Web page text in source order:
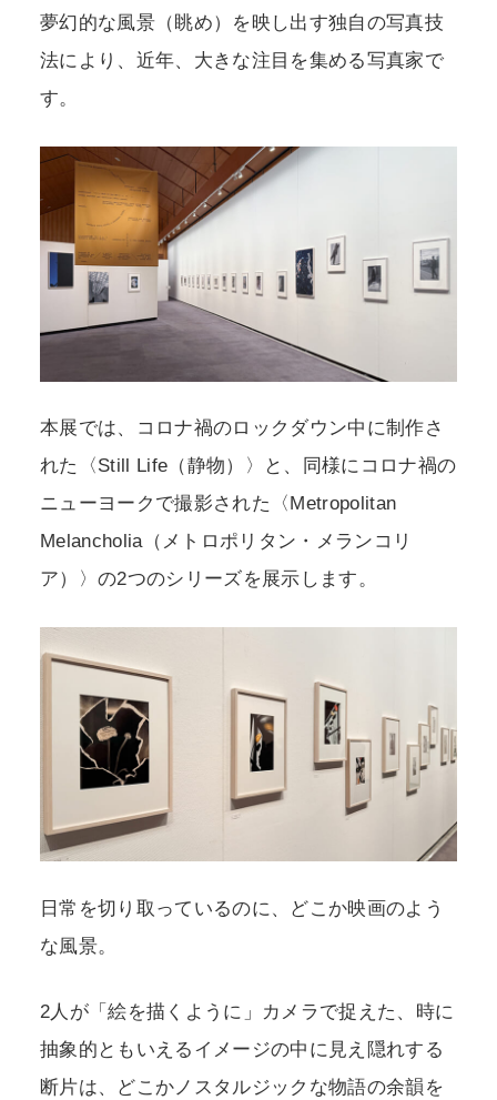
夢幻的な風景（眺め）を映し出す独自の写真技
法により、近年、大きな注目を集める写真家で
す。
本展では、コロナ禍のロックダウン中に制作さ
れた〈Still Life（静物）〉と、同様にコロナ禍の
ニューヨークで撮影された〈Metropolitan
Melancholia（メトロポリタン・メランコリ
ア）〉の2つのシリーズを展示します。
日常を切り取っているのに、どこか映画のよう
な風景。
2人が「絵を描くように」カメラで捉えた、時に
抽象的ともいえるイメージの中に見え隠れする
断片は、どこかノスタルジックな物語の余韻を